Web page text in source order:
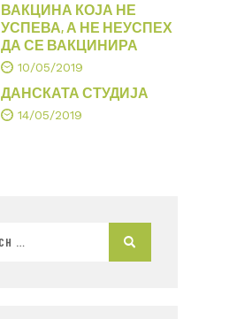
ВАКЦИНА КОЈА НЕ
УСПЕВА, А НЕ НЕУСПЕХ
ДА СЕ ВАКЦИНИРА
10/05/2019
ДАНСКАТА СТУДИЈА
14/05/2019